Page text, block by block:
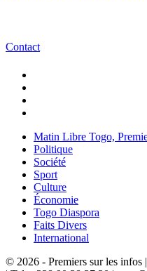
Contact
Matin Libre Togo,
Politique
Société
Sport
Culture
Économie
Togo Diaspora
Faits Divers
International
© 2026 - Premiers sur les infos